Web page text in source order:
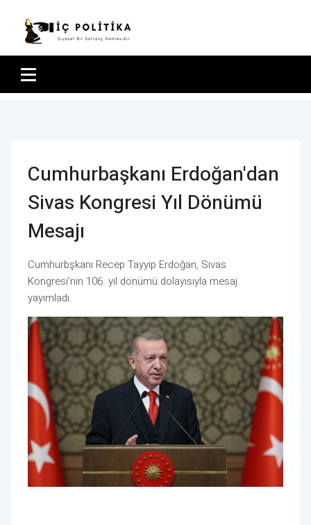
Cumhurbaşkanı Erdoğan'dan
Sivas Kongresi Yıl Dönümü
Mesajı
Cumhurbşkanı Recep Tayyip Erdoğan, Sivas
Kongresi’nin 106. yıl dönümü dolayısıyla mesaj
yayımladı.